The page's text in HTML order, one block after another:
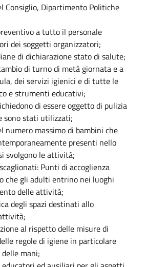
Consiglio, Dipartimento Politiche
a tutto il personale
dei soggetti organizzatori;
di dichiarazione stato di salute;
di turno di metà giornata e a
dei servizi igienici e di tutte le
e strumenti educativi;
di essere oggetto di pulizia
sono stati utilizzati;
numero massimo di bambini che
presenti nello
svolgono le attività;
Punti di accoglienza
che gli adulti entrino nei luoghi
delle attività;
degli spazi destinati allo
al rispetto delle misure di
regole di igiene in particolare
mani;